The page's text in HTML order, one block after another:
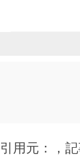
引用元： ，